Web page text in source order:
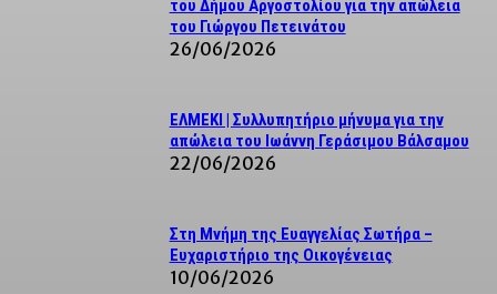
του Δήμου Αργοστολίου για την απώλεια
του Γιώργου Πετεινάτου
26/06/2026
ΕΛΜΕΚΙ | Συλλυπητήριο μήνυμα για την
απώλεια του Ιωάννη Γεράσιμου Βάλσαμου
22/06/2026
Στη Μνήμη της Ευαγγελίας Σωτήρα –
Ευχαριστήριο της Οικογένειας
10/06/2026